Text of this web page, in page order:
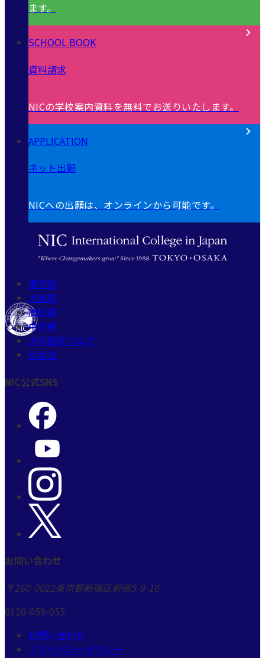
ます。
SCHOOL BOOK
資料請求
NICの学校案内資料を無料でお送りいたします。
APPLICATION
ネット出願
NICへの出願は、オンラインから可能です。
東京校
大阪校
高校部
中学部
大学留学ブログ
共歩会
NIC公式SNS
お問い合わせ
〒160-0022東京都新宿区新宿5-9-16
0120-059-055
お問い合わせ
プライバシーポリシー